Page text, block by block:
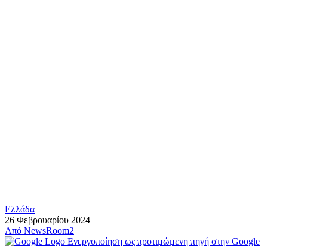
Ελλάδα
26 Φεβρουαρίου 2024
Από NewsRoom2
Ενεργοποίηση ως προτιμώμενη πηγή στην Google